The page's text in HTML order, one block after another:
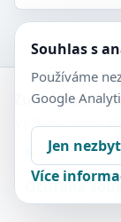
Zubní-lékaři.cz
Veřejný
Kontakt
Ochrana
Souhlas s
Používáme
Google
Jen
Více